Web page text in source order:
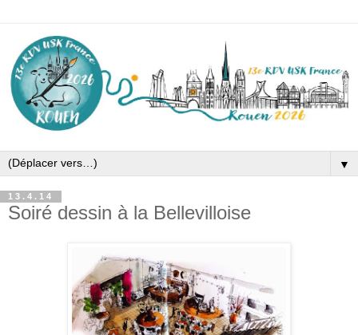
▼
13.4.14
Soiré dessin à la Bellevilloise